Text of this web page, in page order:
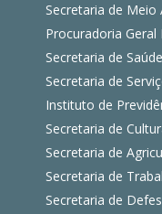
Secretaria de Meio
Procuradoria Geral
Secretaria de
Secretaria de
Instituto de
Secretaria de
Secretaria de
Secretaria de
Secretaria de